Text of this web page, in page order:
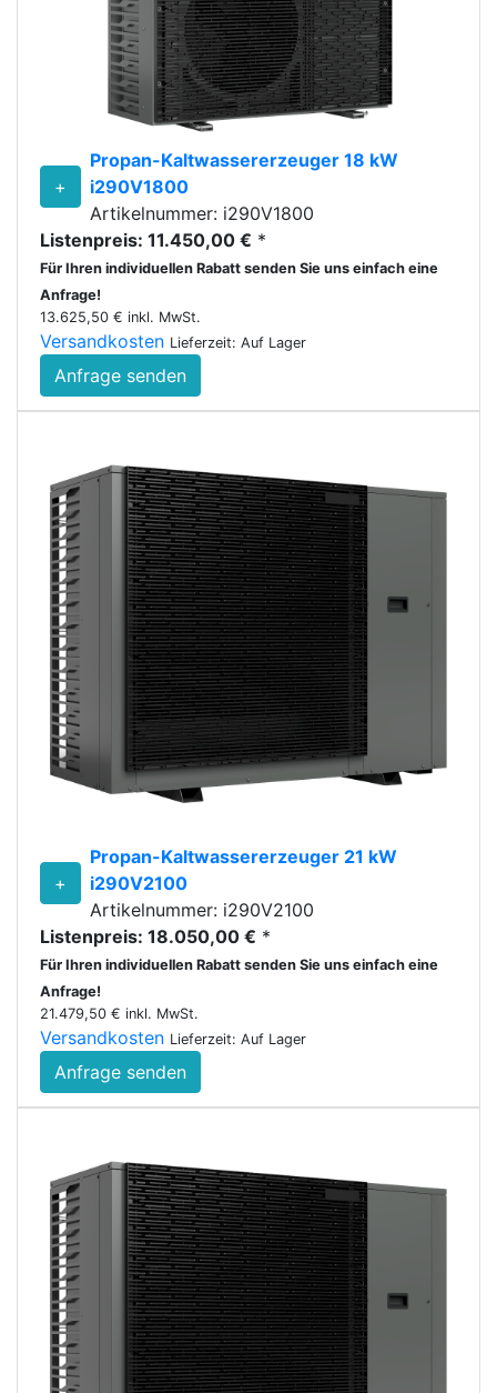
+
Propan-Kaltwassererzeuger 18 kW
i290V1800
Artikelnummer: i290V1800
Listenpreis: 11.450,00 € *
Für Ihren individuellen Rabatt senden Sie uns einfach eine
Anfrage!
13.625,50 € inkl. MwSt.
Versandkosten Lieferzeit: Auf Lager
Anfrage senden
+
Propan-Kaltwassererzeuger 21 kW
i290V2100
Artikelnummer: i290V2100
Listenpreis: 18.050,00 € *
Für Ihren individuellen Rabatt senden Sie uns einfach eine
Anfrage!
21.479,50 € inkl. MwSt.
Versandkosten Lieferzeit: Auf Lager
Anfrage senden